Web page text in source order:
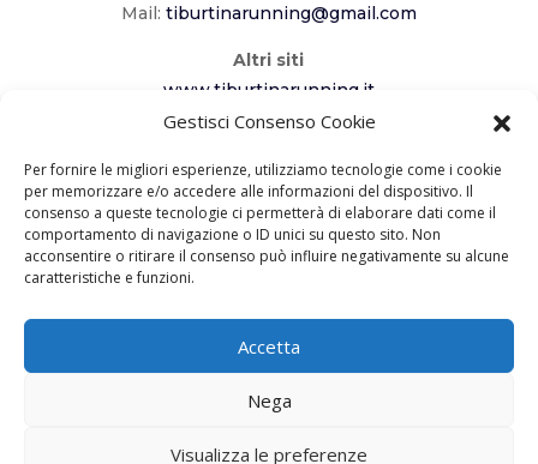
Gestisci Consenso Cookie
Per fornire le migliori esperienze, utilizziamo tecnologie come i cookie
per memorizzare e/o accedere alle informazioni del dispositivo. Il
consenso a queste tecnologie ci permetterà di elaborare dati come il
comportamento di navigazione o ID unici su questo sito. Non
acconsentire o ritirare il consenso può influire negativamente su alcune
caratteristiche e funzioni.
Accetta
Nega
Visualizza le preferenze
Mail: tiburtinarunning@gmail.com
Altri siti
www.tiburtinarunning.it
www.corriladuecomuni.it
Seguici
Copyright 2023 – ASD Tiburtina Running